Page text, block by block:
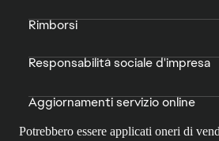
Rimborsi
Responsabilità sociale d'impresa
Aggiornamenti servizio online
Potrebbero essere applicati oneri di